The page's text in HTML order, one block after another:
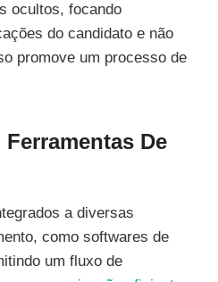
ocultos, focando
do candidato e não
promove um processo de
De
a diversas
como softwares de
um fluxo de